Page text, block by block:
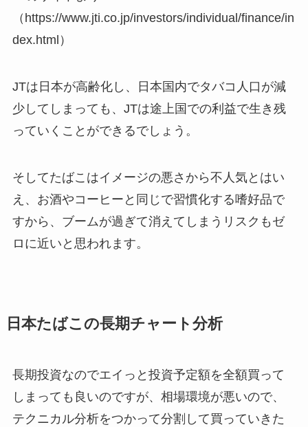
（https://www.jti.co.jp/investors/individual/finance/in
dex.html）
JTは日本が高齢化し、日本国内でタバコ人口が減
少してしまっても、JTは途上国での利益で生き残
っていくことができるでしょう。
そしてたばこはイメージの悪さから不人気とはい
え、お酒やコーヒーと同じで習慣化する嗜好品で
すから、ブームが過ぎて消えてしまうリスクもゼ
ロに近いと思われます。
日本たばこの長期チャート分析
長期投資なのでエイっと投資予定額を全額買って
しまっても良いのですが、相場環境が悪いので、
テクニカル分析をつかって分割して買っていきた